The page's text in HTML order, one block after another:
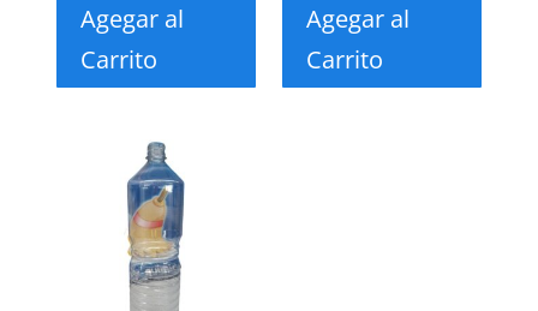
Agegar al
Carrito
Agegar al
Carrito